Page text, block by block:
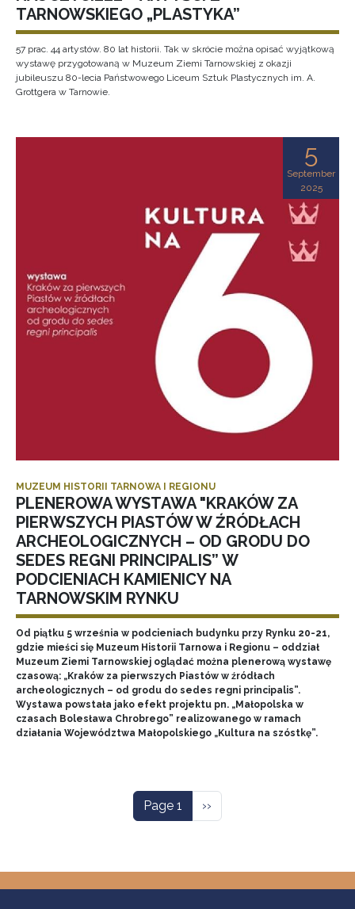
TARNOWSKIEGO „PLASTYKA”
57 prac. 44 artystów. 80 lat historii. Tak w skrócie można opisać wyjątkową
wystawę przygotowaną w Muzeum Ziemi Tarnowskiej z okazji
jubileuszu 80-lecia Państwowego Liceum Sztuk Plastycznych im. A.
Grottgera w Tarnowie.
5
September
2025
MUZEUM HISTORII TARNOWA I REGIONU
PLENEROWA WYSTAWA "KRAKÓW ZA
PIERWSZYCH PIASTÓW W ŹRÓDŁACH
ARCHEOLOGICZNYCH – OD GRODU DO
SEDES REGNI PRINCIPALIS” W
PODCIENIACH KAMIENICY NA
TARNOWSKIM RYNKU
Od piątku 5 września w podcieniach budynku przy Rynku 20-21,
gdzie mieści się Muzeum Historii Tarnowa i Regionu – oddział
Muzeum Ziemi Tarnowskiej oglądać można plenerową wystawę
czasową: „Kraków za pierwszych Piastów w źródłach
archeologicznych – od grodu do sedes regni principalis”.
Wystawa powstała jako efekt projektu pn. „Małopolska w
czasach Bolesława Chrobrego” realizowanego w ramach
działania Województwa Małopolskiego „Kultura na szóstkę”.
Page 1 Next page
››